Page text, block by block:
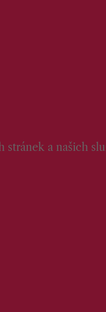
stránek a našich